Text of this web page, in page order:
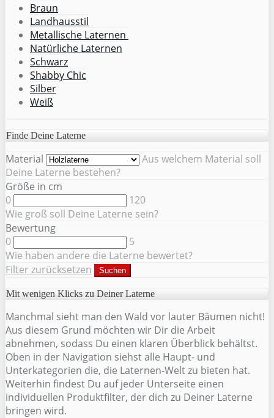
Braun
Landhausstil
Metallische Laternen
Natürliche Laternen
Schwarz
Shabby Chic
Silber
Weiß
Finde Deine Laterne
Material
Aus welchem Material soll
Deine Laterne bestehen?
Größe in cm
0
120
Wie groß soll Deine Laterne sein?
Bewertung
0
5
Wie haben andere die Laterne bewertet?
Filter zurücksetzen
Suchen
Mit wenigen Klicks zu Deiner Laterne
Manchmal sieht man den Wald vor lauter Bäumen nicht!
Aus diesem Grund möchten wir Dir die Arbeit
abnehmen, sodass Du einen klaren Überblick behältst.
Oben in der Navigation siehst alle Haupt- und
Unterkategorien die, die Laternen-Welt zu bieten hat.
Weiterhin findest Du auf jeder Unterseite einen
individuellen Produktfilter, der dich zu Deiner Laterne
bringen wird.